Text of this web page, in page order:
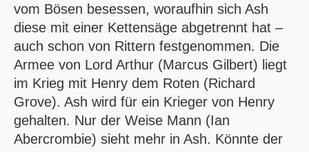
vom Bösen besessen, woraufhin sich Ash
diese mit einer Kettensäge abgetrennt hat –
auch schon von Rittern festgenommen. Die
Armee von Lord Arthur (Marcus Gilbert) liegt
im Krieg mit Henry dem Roten (Richard
Grove). Ash wird für ein Krieger von Henry
gehalten. Nur der Weise Mann (Ian
Abercrombie) sieht mehr in Ash. Könnte der